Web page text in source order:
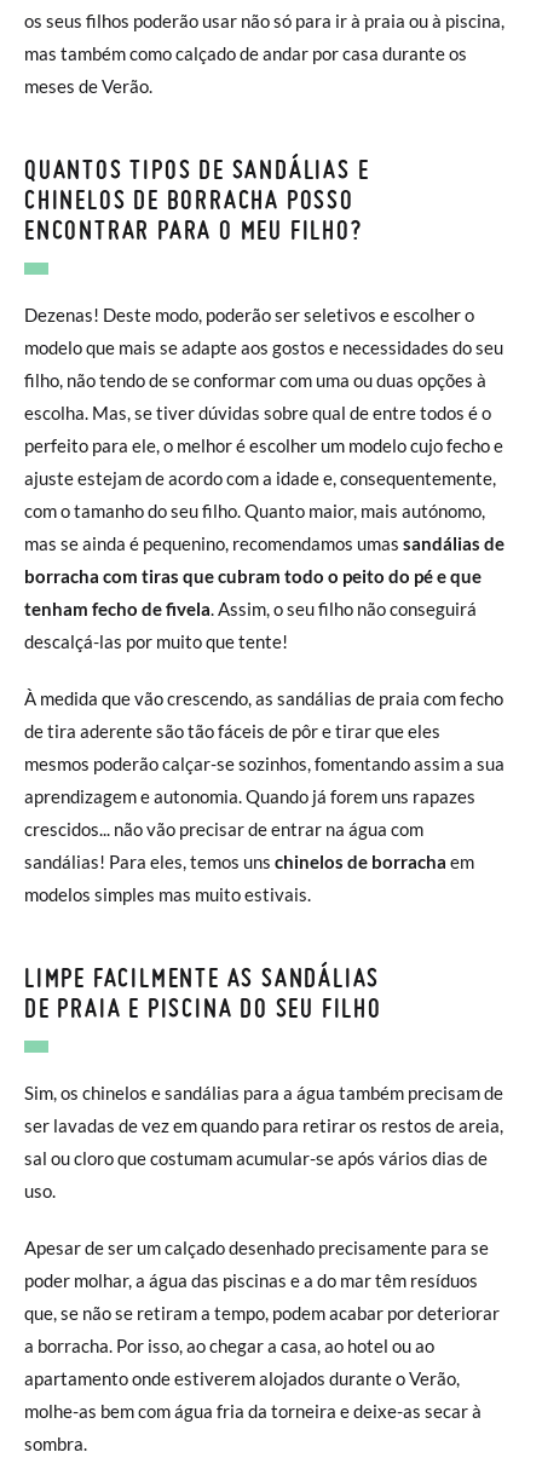
os seus filhos poderão usar não só para ir à praia ou à piscina,
mas também como calçado de andar por casa durante os
meses de Verão.
QUANTOS TIPOS DE SANDÁLIAS E
CHINELOS DE BORRACHA POSSO
ENCONTRAR PARA O MEU FILHO?
Dezenas! Deste modo, poderão ser seletivos e escolher o
modelo que mais se adapte aos gostos e necessidades do seu
filho, não tendo de se conformar com uma ou duas opções à
escolha. Mas, se tiver dúvidas sobre qual de entre todos é o
perfeito para ele, o melhor é escolher um modelo cujo fecho e
ajuste estejam de acordo com a idade e, consequentemente,
com o tamanho do seu filho. Quanto maior, mais autónomo,
mas se ainda é pequenino, recomendamos umas sandálias de
borracha com tiras que cubram todo o peito do pé e que
tenham fecho de fivela. Assim, o seu filho não conseguirá
descalçá-las por muito que tente!
À medida que vão crescendo, as sandálias de praia com fecho
de tira aderente são tão fáceis de pôr e tirar que eles
mesmos poderão calçar-se sozinhos, fomentando assim a sua
aprendizagem e autonomia. Quando já forem uns rapazes
crescidos... não vão precisar de entrar na água com
sandálias! Para eles, temos uns chinelos de borracha em
modelos simples mas muito estivais.
LIMPE FACILMENTE AS SANDÁLIAS
DE PRAIA E PISCINA DO SEU FILHO
Sim, os chinelos e sandálias para a água também precisam de
ser lavadas de vez em quando para retirar os restos de areia,
sal ou cloro que costumam acumular-se após vários dias de
uso.
Apesar de ser um calçado desenhado precisamente para se
poder molhar, a água das piscinas e a do mar têm resíduos
que, se não se retiram a tempo, podem acabar por deteriorar
a borracha. Por isso, ao chegar a casa, ao hotel ou ao
apartamento onde estiverem alojados durante o Verão,
molhe-as bem com água fria da torneira e deixe-as secar à
sombra.